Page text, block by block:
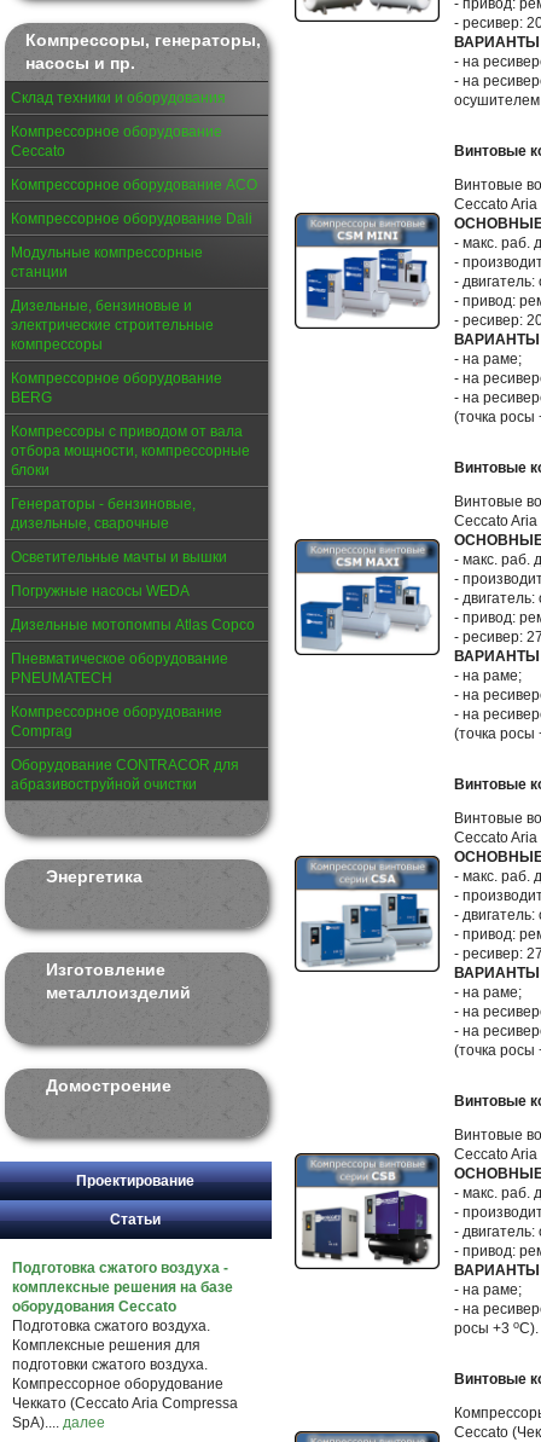
Компрессоры, генераторы,
насосы и пр.
Склад техники и оборудования
Компрессорное оборудование
Ceccato
Компрессорное оборудование АСО
Компрессорное оборудование Dali
Модульные компрессорные
станции
Дизельные, бензиновые и
электрические строительные
компрессоры
Компрессорное оборудование
BERG
Компрессоры с приводом от вала
отбора мощности, компрессорные
блоки
Генераторы - бензиновые,
дизельные, сварочные
Осветительные мачты и вышки
Погружные насосы WEDA
Дизельные мотопомпы Atlas Copco
Пневматическое оборудование
PNEUMATECH
Компрессорное оборудование
Comprag
Оборудование CONTRACOR для
абразивоструйной очистки
Энергетика
Изготовление
металлоизделий
Домостроение
Проектирование
Статьи
Подготовка сжатого воздуха -
комплексные решения на базе
оборудования Ceccato
Подготовка сжатого воздуха.
Комплексные решения для
подготовки сжатого воздуха.
Компрессорное оборудование
Чеккато (Ceccato Aria Compressa
SpA).... далее
- привод:
- ресивер:
- на
- на
Винтовые
Винтовые
Ceccato
- макс. раб.
-
-
- привод:
- ресивер:
- на раме;
- на
- на
(точка росы
Винтовые
Винтовые
Ceccato
- макс. раб.
-
-
- привод:
- ресивер:
- на раме;
- на
- на
(точка росы
Винтовые
Винтовые
Ceccato
- макс. раб.
-
-
- привод:
- ресивер:
- на раме;
- на
- на
(точка росы
Винтовые
Винтовые
Ceccato
- макс. раб.
-
-
- привод:
- на раме;
- на
росы +3 оС).
Винтовые
Ceccato